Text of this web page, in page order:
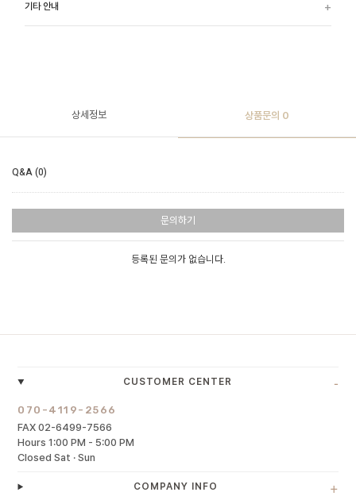
기타 안내
상세정보 상품문의 0
Q&A (0)
문의하기
등록된 문의가 없습니다.
CUSTOMER CENTER -
070-4119-2566
FAX 02-6499-7566
Hours 1:00 PM - 5:00 PM
Closed Sat · Sun
COMPANY INFO +